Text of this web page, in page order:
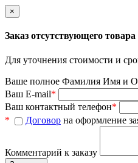
×
Заказ отсутствующего товара
Для уточнения стоимости и
Ваше полное Фамилия Имя и
Ваш E-mail*
Ваш контактный телефон*
*
Договор на оформление
Комментарий к заказу